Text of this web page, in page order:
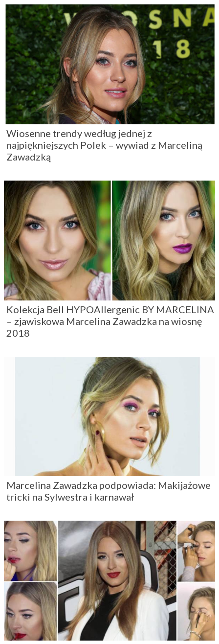
Wiosenne trendy według jednej z
najpiękniejszych Polek – wywiad z Marceliną
Zawadzką
Kolekcja Bell HYPOAllergenic BY MARCELINA
– zjawiskowa Marcelina Zawadzka na wiosnę
2018
Marcelina Zawadzka podpowiada: Makijażowe
tricki na Sylwestra i karnawał